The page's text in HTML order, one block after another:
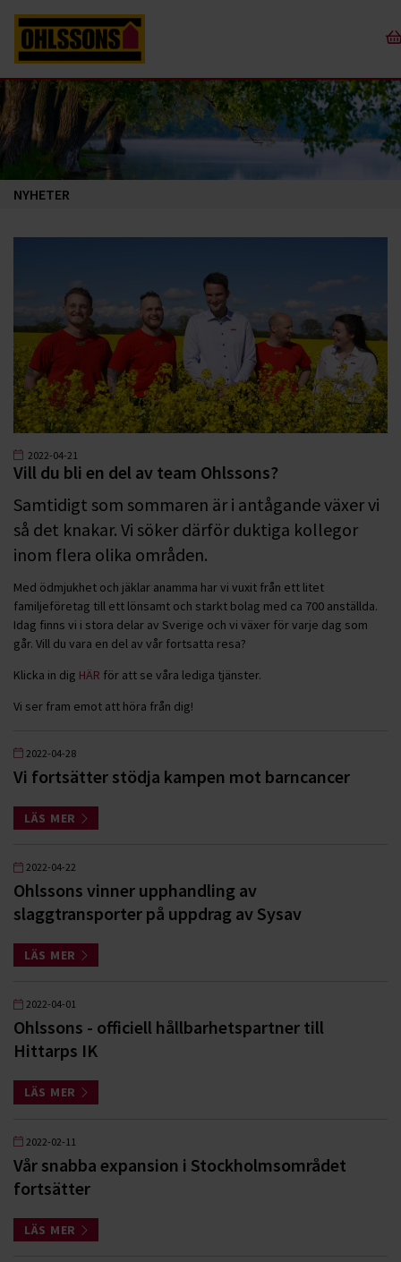
NYHETER
2022-04-21
Vill du bli en del av team Ohlssons?
Samtidigt som sommaren är i antågande växer vi
så det knakar. Vi söker därför duktiga kollegor
inom flera olika områden.
Med ödmjukhet och jäklar anamma har vi vuxit från ett litet
familjeföretag till ett lönsamt och starkt bolag med ca 700 anställda.
Idag finns vi i stora delar av Sverige och vi växer för varje dag som
går. Vill du vara en del av vår fortsatta resa?
Klicka in dig HÄR för att se våra lediga tjänster.
Vi ser fram emot att höra från dig!
2022-04-28
Vi fortsätter stödja kampen mot barncancer
LÄS MER
2022-04-22
Ohlssons vinner upphandling av
slaggtransporter på uppdrag av Sysav
LÄS MER
2022-04-01
Ohlssons - officiell hållbarhetspartner till
Hittarps IK
LÄS MER
2022-02-11
Vår snabba expansion i Stockholmsområdet
fortsätter
LÄS MER